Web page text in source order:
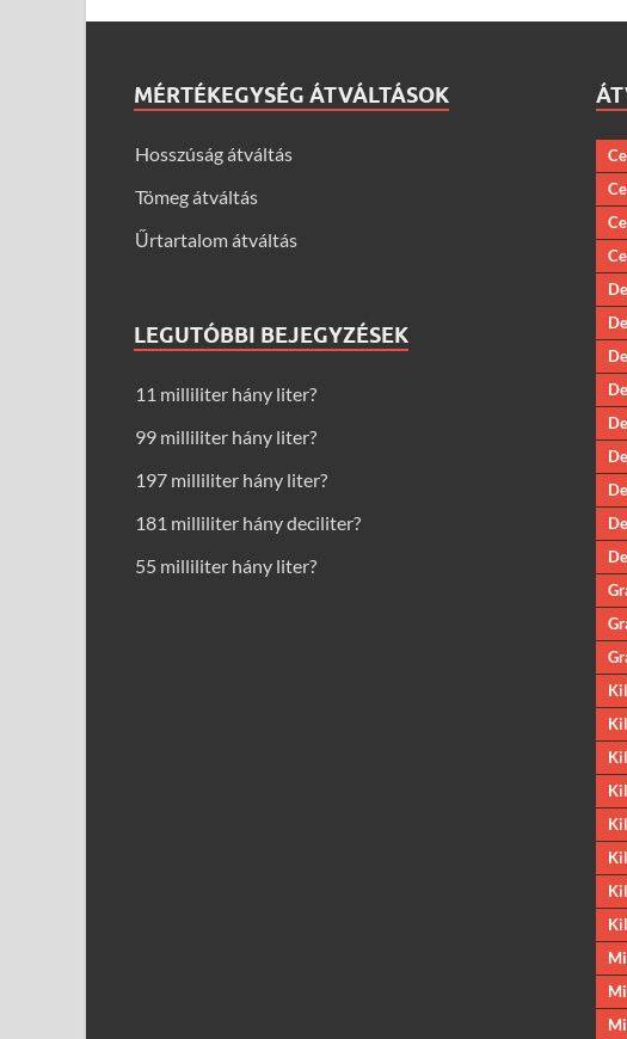
MÉRTÉKEGYSÉG ÁTVÁLTÁSOK
Hosszúság átváltás
Tömeg átváltás
Űrtartalom átváltás
LEGUTÓBBI BEJEGYZÉSEK
11 milliliter hány liter?
99 milliliter hány liter?
197 milliliter hány liter?
181 milliliter hány deciliter?
55 milliliter hány liter?